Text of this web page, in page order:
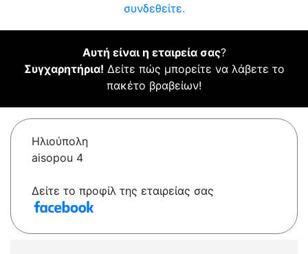
συνδεθείτε.
Αυτή είναι η εταιρεία σας?
Συγχαρητήρια! Δείτε πώς μπορείτε να λάβετε το
πακέτο βραβείων!
Ηλιούπολη
aisopou 4
Δείτε το προφίλ της εταιρείας σας